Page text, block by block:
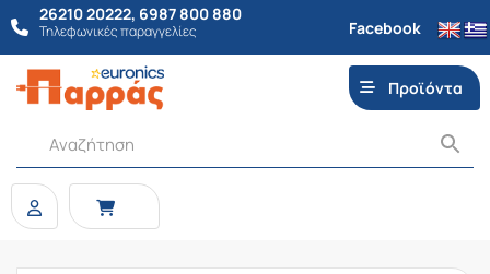
26210 20222, 6987 800 880
Τηλεφωνικές παραγγελίες Facebook
Προϊόντα